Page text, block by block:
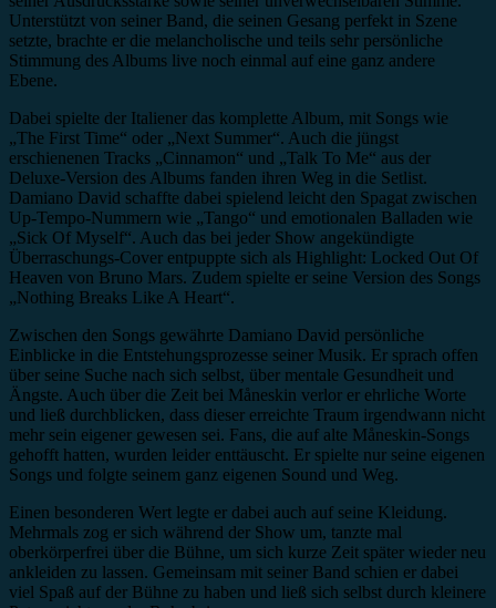
Unterstützt von seiner Band, die seinen Gesang perfekt in Szene
setzte, brachte er die melancholische und teils sehr persönliche
Stimmung des Albums live noch einmal auf eine ganz andere
Ebene.
Dabei spielte der Italiener das komplette Album, mit Songs wie
„The First Time“ oder „Next Summer“. Auch die jüngst
erschienenen Tracks „Cinnamon“ und „Talk To Me“ aus der
Deluxe-Version des Albums fanden ihren Weg in die Setlist.
Damiano David schaffte dabei spielend leicht den Spagat zwischen
Up-Tempo-Nummern wie „Tango“ und emotionalen Balladen wie
„Sick Of Myself“. Auch das bei jeder Show angekündigte
Überraschungs-Cover entpuppte sich als Highlight: Locked Out Of
Heaven von Bruno Mars. Zudem spielte er seine Version des Songs
„Nothing Breaks Like A Heart“.
Zwischen den Songs gewährte Damiano David persönliche
Einblicke in die Entstehungsprozesse seiner Musik. Er sprach offen
über seine Suche nach sich selbst, über mentale Gesundheit und
Ängste. Auch über die Zeit bei Måneskin verlor er ehrliche Worte
und ließ durchblicken, dass dieser erreichte Traum irgendwann nicht
mehr sein eigener gewesen sei. Fans, die auf alte Måneskin-Songs
gehofft hatten, wurden leider enttäuscht. Er spielte nur seine eigenen
Songs und folgte seinem ganz eigenen Sound und Weg.
Einen besonderen Wert legte er dabei auch auf seine Kleidung.
Mehrmals zog er sich während der Show um, tanzte mal
oberkörperfrei über die Bühne, um sich kurze Zeit später wieder neu
ankleiden zu lassen. Gemeinsam mit seiner Band schien er dabei
viel Spaß auf der Bühne zu haben und ließ sich selbst durch kleinere